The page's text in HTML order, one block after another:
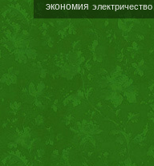
экономия электричество